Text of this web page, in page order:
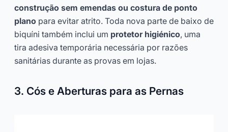
construção sem emendas ou costura de ponto
plano para evitar atrito. Toda nova parte de baixo de
biquíni também inclui um protetor higiénico, uma
tira adesiva temporária necessária por razões
sanitárias durante as provas em lojas.
3. Cós e Aberturas para as Pernas